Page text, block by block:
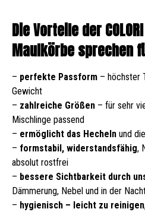
Die Vorteile der
Maulkörbe sprechen
– perfekte Passform – höchster
Gewicht
– zahlreiche Größen – für sehr
Mischlinge passend
– ermöglicht das Hecheln und
– formstabil, widerstandsfähig,
absolut rostfrei
– bessere Sichtbarkeit durch
Dämmerung, Nebel und in der
– hygienisch – leicht zu reinigen